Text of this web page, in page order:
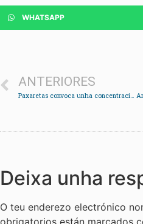
WHATSAPP
ANTERIORES
Deixa unha
O teu enderezo electrónico
obrigatorios están marcados